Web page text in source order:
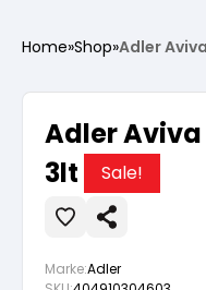
Vorbereitung
Wasserlösliche
Lacke
Vorbereitung
Autoreparatur
Vorbereitung
Innenfarben
Home»Shop»Adler
Adler
3lt
Sale!
Marke:Adler